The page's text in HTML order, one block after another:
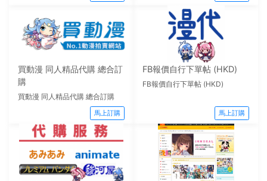
買動漫 同人精品代購 總合訂
購
買動漫 同人精品代購 總合訂購
馬上訂購
FB報價自行下單帖 (HKD)
FB報價自行下單帖 (HKD)
馬上訂購